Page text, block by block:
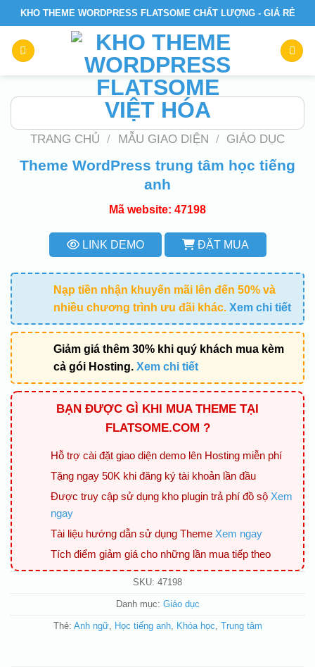
Skip
to
content
KHO THEME WORDPRESS FLATSOME CHẤT LƯỢNG - GIÁ RẺ
TRANG CHỦ / MẪU GIAO DIỆN / GIÁO DỤC
Theme WordPress trung tâm học tiếng
anh
Mã website: 47198
LINK DEMO ĐẶT MUA
Nạp tiền nhận khuyến mãi lên đến 50% và
nhiều chương trình ưu đãi khác. Xem chi tiết
Giảm giá thêm 30% khi quý khách mua kèm
cả gói Hosting. Xem chi tiết
BẠN ĐƯỢC GÌ KHI MUA THEME TẠI
FLATSOME.COM ?
Hỗ trợ cài đặt giao diện demo lên Hosting miễn phí
Tặng ngay 50K khi đăng ký tài khoản lần đầu
Được truy cập sử dụng kho plugin trả phí đồ sộ Xem
ngay
Tài liệu hướng dẫn sử dụng Theme Xem ngay
Tích điểm giảm giá cho những lần mua tiếp theo
SKU: 47198
Danh mục: Giáo dục
Thẻ: Anh ngữ, Học tiếng anh, Khóa học Trung tâm